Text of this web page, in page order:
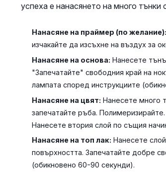
успеха е нанасянето на много
Нанасяне на праймер (по желание):
изчакайте да изсъхне на въздух за
Нанасяне на основа: Нанесете
"Запечатайте" свободния край на
лампата според инструкциите
Нанасяне на цвят: Нанесете много
запечатайте ръба.
Нанесете втория слой по същия
Нанасяне на топ лак: Нанесете
повърхността. Запечатайте добре
(обикновено 60-90 секунди).